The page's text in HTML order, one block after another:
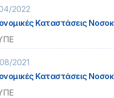
2022
Καταστάσεις
2021
Καταστάσεις